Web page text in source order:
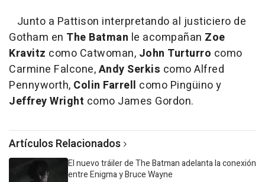
Junto a Pattison interpretando al justiciero de
Gotham en The Batman le acompañan Zoe
Kravitz como Catwoman, John Turturro como
Carmine Falcone,Andy Serkis como Alfred
Pennyworth, Colin Farrell como Pingüino y
Jeffrey Wright como James Gordon.
Artículos Relacionados
El nuevo tráiler de The Batman adelanta la conexión
entre Enigma y Bruce Wayne